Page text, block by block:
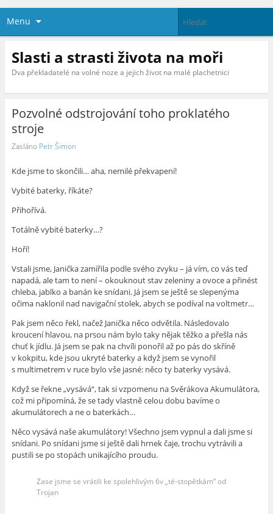
Menu
Slasti a strasti života na moři
Dva překladatelé na volné noze a jejich život na malé plachetnici
Pozvolné odstrojování toho proklatého
stroje
Zasláno Petr Šimon
Kde jsme to skončili… aha, nemilé překvapení!
Vybité baterky, říkáte?
Přihořívá.
Totálně vybité baterky…?
Hoří!
Vstali jsme, Janička zamířila podle svého zvyku – já vím, co vás teď
napadá, ale tam to není – okouknout stav zeleniny a ovoce a přinést
chleba, jablko a banán ke snídani. Já jsem se ještě se slepenýma
očima naklonil nad navigační stolek, abych se podíval na voltmetr…
Pak jsem něco řekl, načež Janička něco odvětila. Následovalo
kroucení hlavou, na prsou nám bylo taky nějak těžko a přešla nás
chuť k jídlu. Já jsem se pak na chvíli ponořil až po pás do skříně
v kokpitu, kde jsou ukryté baterky a když jsem se vynořil
s multimetrem v ruce bylo vše jasné: něco ty baterky vysává.
Když se řekne „vysává“, tak si vzpomenu na Svěrákova Akumulátora,
což mi připomíná, že se tady vlastně celou dobu bavíme o
akumulátorech a ne o baterkách…
Něco vysává naše akumulátory! Všechno jsem vypnul a dali jsme si
snídani. Po snídani jsme si ještě dali hrnek čaje, trochu vytrávili a
pustili se po stopách unikajícího proudu.
Zase jsme se vrátili ke spolehlivým 6v „té-stopětkám“ od
Trojan